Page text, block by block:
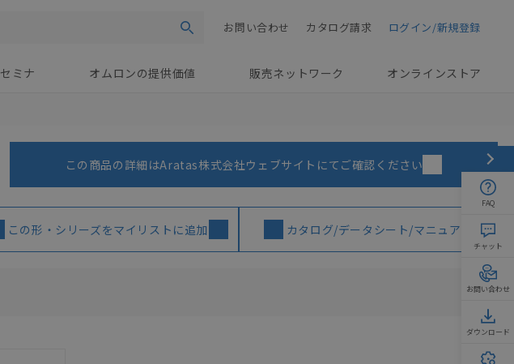
検索 ログイン/新規登録
カタログ請求
お問い合わせ
セミナ オムロンの提供価値 販売ネットワーク オンラインストア
この商品の詳細はAratas株式会社ウェブサイトにてご確認ください
この形・シリーズをマイリストに追加 カタログ/データシート/マニュアル
FAQ
チャット
お問い合わせ
ダウンロード